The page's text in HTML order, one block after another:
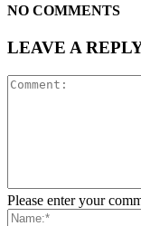
NO COMMENTS
LEAVE A
Please enter your